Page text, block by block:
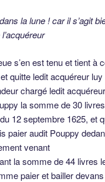
la lune ! car il s’agit
s’en est tenu et tient à
quitte ledit acquéreur luy
chargé ledit
la somme de 30 livres
12 septembre 1625, et
paier audit Pouppy
venant
la somme de 44 livres
paier et bailler